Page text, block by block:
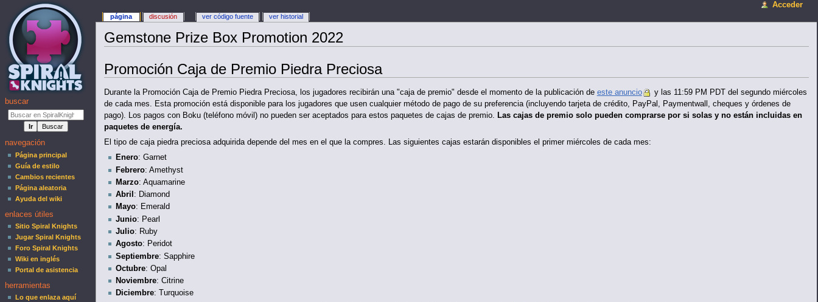
Gemstone Prize Box Promotion 2022
Promoción Caja de Premio Piedra Preciosa
Durante la Promoción Caja de Premio Piedra Preciosa, los jugadores recibirán una "caja de premio" desde el momento de la publicación de este anuncio
y las 11:59 PM PDT del segundo miércoles
de cada mes. Esta promoción está disponible para los jugadores que usen cualquier método de pago de su preferencia (incluyendo tarjeta de crédito, PayPal, Paymentwall, cheques y órdenes de
pago). Los pagos con Boku (teléfono móvil) no pueden ser aceptados para estos paquetes de cajas de premio.
Las cajas de premio solo pueden comprarse por si solas y no están incluidas en
paquetes de energía.
El tipo de caja piedra preciosa adquirida depende del mes en el que la compres. Las siguientes cajas estarán disponibles el primer miércoles de cada mes:
Enero: Garnet
Febrero: Amethyst
Marzo: Aquamarine
Abril : Diamond
Mayo: Emerald
Junio: Pearl
Julio: Ruby
Agosto: Peridot
Septiembre: Sapphire
Octubre: Opal
Noviembre: Citrine
Diciembre: Turquoise
página discusión ver código fuente ver historial
Acceder
buscar
navegación
Página principal
Guía de estilo
Cambios recientes
Página aleatoria
Ayuda del wiki
enlaces útiles
Sitio Spiral Knights
Jugar Spiral Knights
Foro Spiral Knights
Wiki en inglés
Portal de asistencia
herramientas
Lo que enlaza aquí